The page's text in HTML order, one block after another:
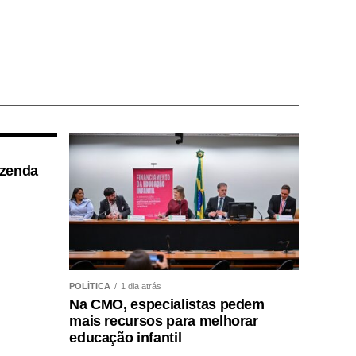
POLÍTICA 1 dia atrás
Na CMO, especialistas pedem
mais recursos para melhorar
educação infantil